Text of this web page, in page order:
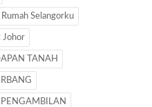
Rumah Selangorku
Johor
TANAH